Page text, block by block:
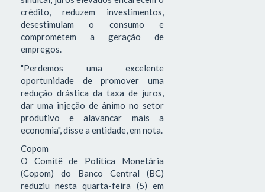
crédito, reduzem investimentos,
desestimulam o consumo e
comprometem a geração de
empregos.
"Perdemos uma excelente
oportunidade de promover uma
redução drástica da taxa de juros,
dar uma injeção de ânimo no setor
produtivo e alavancar mais a
economia", disse a entidade, em nota.
Copom
O Comitê de Política Monetária
(Copom) do Banco Central (BC)
reduziu nesta quarta-feira (5) em